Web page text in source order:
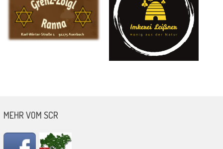
MEHR VOM SCR